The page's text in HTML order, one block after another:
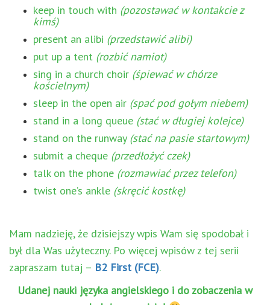
keep in touch with (pozostawać w kontakcie z
kimś)
present an alibi (przedstawić alibi)
put up a tent (rozbić namiot)
sing in a church choir (śpiewać w chórze
kościelnym)
sleep in the open air (spać pod gołym niebem)
stand in a long queue (stać w długiej kolejce)
stand on the runway (stać na pasie startowym)
submit a cheque (przedłożyć czek)
talk on the phone (rozmawiać przez telefon)
twist one’s ankle (skręcić kostkę)
Mam nadzieję, że dzisiejszy wpis Wam się spodobał i
był dla Was użyteczny. Po więcej wpisów z tej serii
zapraszam tutaj – B2 First (FCE).
Udanej nauki języka angielskiego i do zobaczenia w